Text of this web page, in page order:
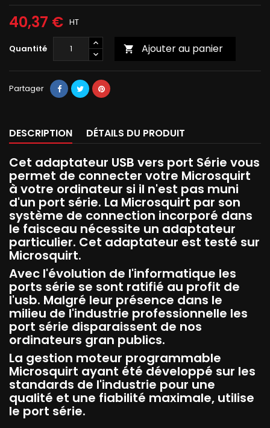
40,37 € HT
Quantité  Ajouter au panier
Partager
DESCRIPTION DÉTAILS DU PRODUIT
Cet adaptateur USB vers port Série vous
permet de connecter votre Microsquirt
à votre ordinateur si il n'est pas muni
d'un port série. La Microsquirt par son
système de connection incorporé dans
le faisceau nécessite un adaptateur
particulier. Cet adaptateur est testé sur
Microsquirt.
Avec l'évolution de l'informatique les
ports série se sont ratifié au profit de
l'usb. Malgré leur présence dans le
milieu de l'industrie professionnelle les
port série disparaissent de nos
ordinateurs gran publics.
La gestion moteur programmable
Microsquirt ayant été développé sur les
standards de l'industrie pour une
qualité et une fiabilité maximale, utilise
le port série.